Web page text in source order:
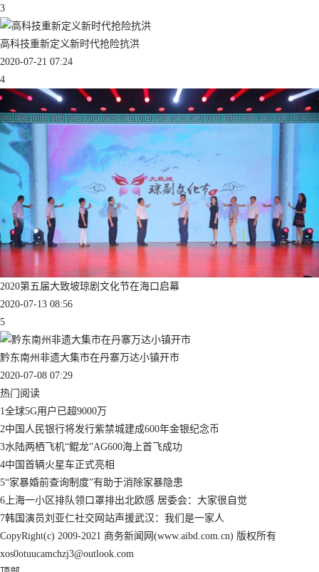
3
高科技重新定义新时代抢险抗洪
2020-07-21 07:24
4
2020第五届大致坡琼剧文化节在海口启幕
2020-07-13 08:56
5
黔东南州非遗大集市在丹寨万达小镇开市
2020-07-08 07:29
热门阅读
1 全球5G用户已超9000万
2中国人民银行将发行紫禁城建成600年金银纪念币
3水陆两栖飞机“鲲龙”AG600海上首飞成功
4中国首辆火星车正式亮相
5“家暴婚前查询制度”有助于消除家暴隐患
6 上海一小区排队领口罩排出北欧感 居委会：大家很自觉
7韩国演员刘亚仁社交网站声援武汉：我们是一家人
CopyRight(c) 2009-2021 商务新闻网(www.aibd.com.cn) 版权所有
xos0otuucamchzj3@outlook.com